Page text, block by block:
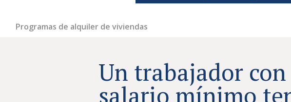
Programas de alquiler de viviendas
Un trabajador con
salario mínimo